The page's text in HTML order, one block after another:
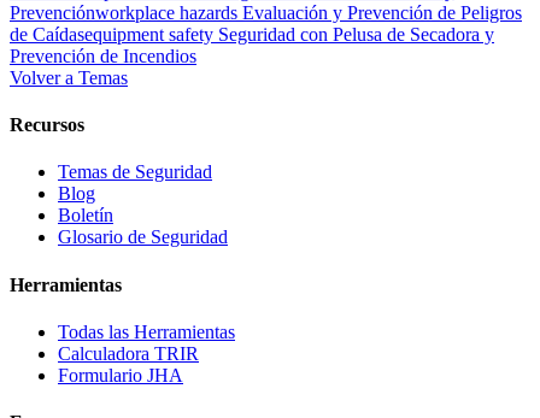
Prevenciónworkplace hazards Evaluación y Prevención de Peligros
de Caídasequipment safety Seguridad con Pelusa de Secadora y
Prevención de Incendios
Volver a Temas
Recursos
Temas de Seguridad
Blog
Boletín
Glosario de Seguridad
Herramientas
Todas las Herramientas
Calculadora TRIR
Formulario JHA